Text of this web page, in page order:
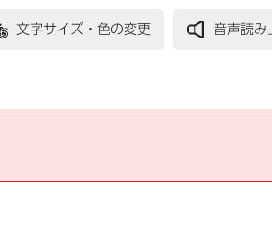
文字サイズ・色の変更 音声読み